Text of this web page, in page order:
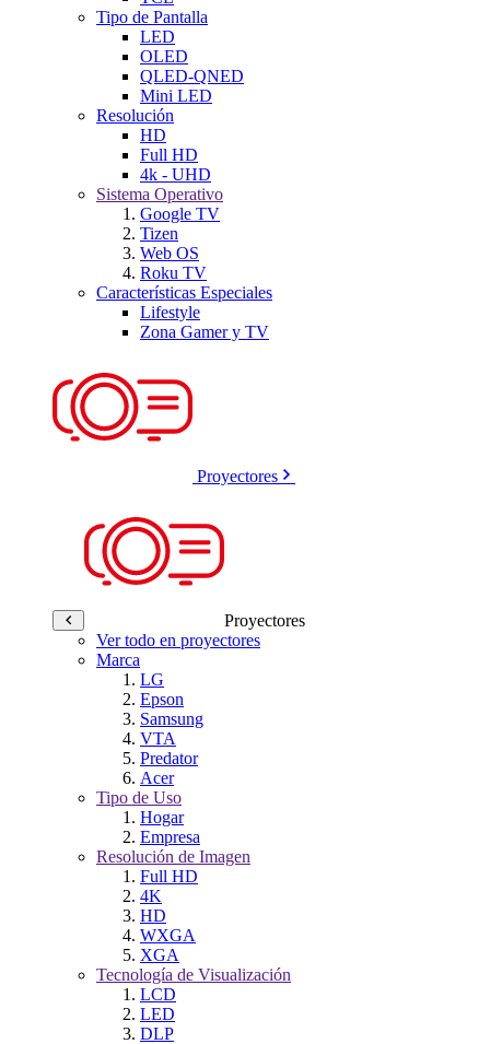
Tipo de Pantalla
LED
OLED
QLED-QNED
Mini LED
Resolución
HD
Full HD
4k - UHD
Sistema Operativo
Google TV
Tizen
Web OS
Roku TV
Características Especiales
Lifestyle
Zona Gamer y TV
Proyectores
Proyectores
Ver todo en proyectores
Marca
LG
Epson
Samsung
VTA
Predator
Acer
Tipo de Uso
Hogar
Empresa
Resolución de Imagen
Full HD
4K
HD
WXGA
XGA
Tecnología de Visualización
LCD
LED
DLP